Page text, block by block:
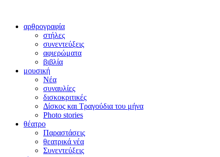
αρθρογραφία
στήλες
συνεντεύξεις
αφιερώματα
βιβλία
μουσική
Νέα
συναυλίες
δισκοκριτικές
Δίσκος και Τραγούδια του μήνα
Photo stories
θέατρο
Παραστάσεις
θεατρικά νέα
Συνεντεύξεις